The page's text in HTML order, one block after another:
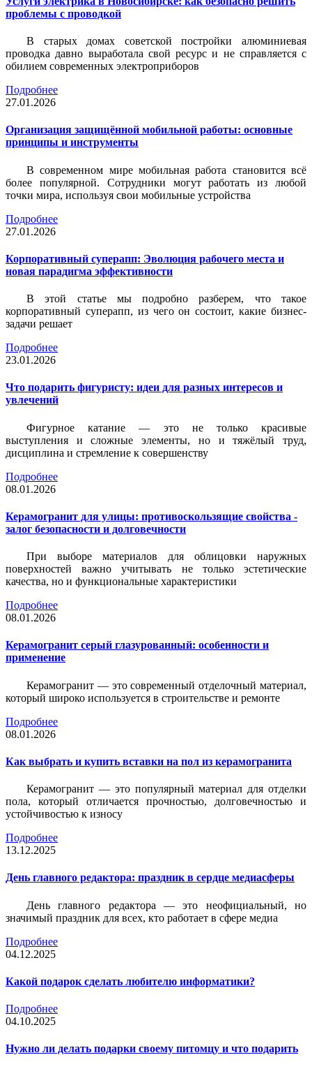
проблемы с проводкой
В старых домах советской постройки алюминиевая
проводка давно выработала свой ресурс и не справляется с
обилием современных электроприборов
Подробнее
27.01.2026
Организация защищённой мобильной работы: основные
принципы и инструменты
В современном мире мобильная работа становится всё
более популярной. Сотрудники могут работать из любой
точки мира, используя свои мобильные устройства
Подробнее
27.01.2026
Корпоративный суперапп: Эволюция рабочего места и
новая парадигма эффективности
В этой статье мы подробно разберем, что такое
корпоративный суперапп, из чего он состоит, какие бизнес-
задачи решает
Подробнее
23.01.2026
Что подарить фигуристу: идеи для разных интересов и
увлечений
Фигурное катание — это не только красивые
выступления и сложные элементы, но и тяжёлый труд,
дисциплина и стремление к совершенству
Подробнее
08.01.2026
Керамогранит для улицы: противоскользящие свойства -
залог безопасности и долговечности
При выборе материалов для облицовки наружных
поверхностей важно учитывать не только эстетические
качества, но и функциональные характеристики
Подробнее
08.01.2026
Керамогранит серый глазурованный: особенности и
применение
Керамогранит — это современный отделочный материал,
который широко используется в строительстве и ремонте
Подробнее
08.01.2026
Как выбрать и купить вставки на пол из керамогранита
Керамогранит — это популярный материал для отделки
пола, который отличается прочностью, долговечностью и
устойчивостью к износу
Подробнее
13.12.2025
День главного редактора: праздник в сердце медиасферы
День главного редактора — это неофициальный, но
значимый праздник для всех, кто работает в сфере медиа
Подробнее
04.12.2025
Какой подарок сделать любителю информатики?
Подробнее
04.10.2025
Нужно ли делать подарки своему питомцу и что подарить